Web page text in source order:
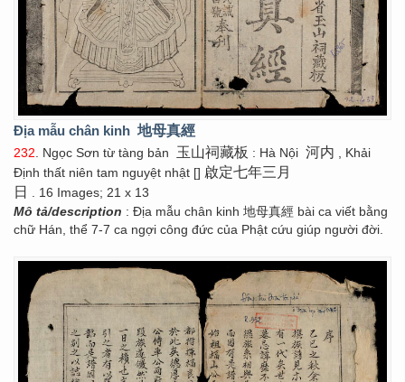
Địa mẫu chân kinh 地母真經
232 . Ngọc Sơn từ tàng bản 玉山祠藏板 : Hà Nội 河内 , Khải
Định thất niên tam nguyệt nhật [] 啟定七年三月
日
. 16 Images; 21 x 13
Mô tả/description : Địa mẫu chân kinh 地母真經 bài ca viết bằng
chữ Hán, thể 7-7 ca ngợi công đức của Phật cứu giúp người đời.